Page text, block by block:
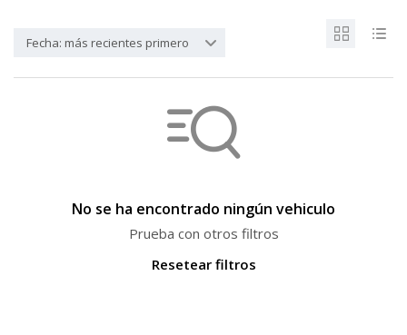
Fecha: más recientes primero
No se ha encontrado ningún vehiculo
Prueba con otros filtros
Resetear filtros